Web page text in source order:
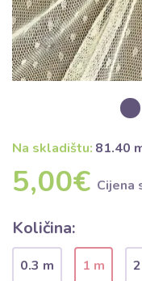
Na skladištu: 81.40
5,00€ Cijena
Količina:
0.3 m 1 m